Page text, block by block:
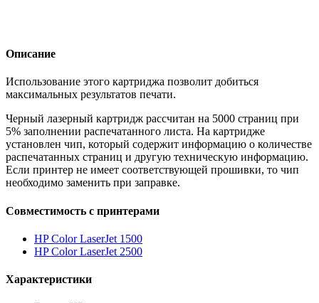
Описание
Использование этого картриджа позволит добиться
максимальных результатов печати.
Черный лазерный картридж рассчитан на 5000 страниц при
5% заполнении распечатанного листа. На картридже
установлен чип, который содержит информацию о количестве
распечатанных страниц и другую техническую информацию.
Если принтер не имеет соответствующей прошивки, то чип
необходимо заменить при заправке.
Совместимость с принтерами
HP Color LaserJet 1500
HP Color LaserJet 2500
Характеристики